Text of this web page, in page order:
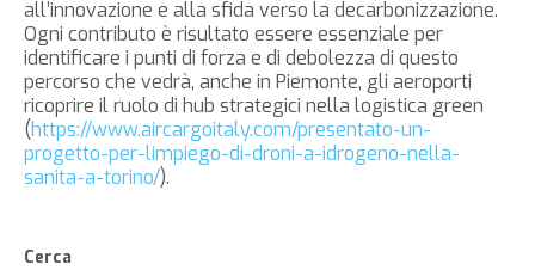
all’innovazione e alla sfida verso la decarbonizzazione.
Ogni contributo è risultato essere essenziale per
identificare i punti di forza e di debolezza di questo
percorso che vedrà, anche in Piemonte, gli aeroporti
ricoprire il ruolo di hub strategici nella logistica green
(https://www.aircargoitaly.com/presentato-un-
progetto-per-limpiego-di-droni-a-idrogeno-nella-
sanita-a-torino/).
Cerca